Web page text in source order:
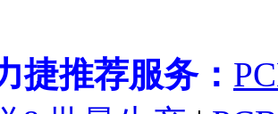
捷推荐服务：